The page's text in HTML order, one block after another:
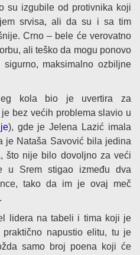
su izgubile od protivnika koji
srvisa, ali da su i sa tim
Crno – bele će verovatno
ali teško da mogu ponovo
maksimalno ozbiljne
kola bio je uvertira za
bez većih problema slavio u
), gde je Jelena Lazić imala
je Nataša Savović bila jedina
što nije bilo dovoljno za veći
u Srem stigao između dva
tako da im je ovaj meč
lidera na tabeli i tima koji je
napustio elitu, tu je
samo broj poena koji će